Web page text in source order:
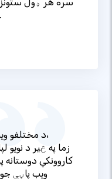
پروسه یې اسانه او خوندوره کړه.
د مختلفو
کاروونکي دوستانه
ویب پاڼې